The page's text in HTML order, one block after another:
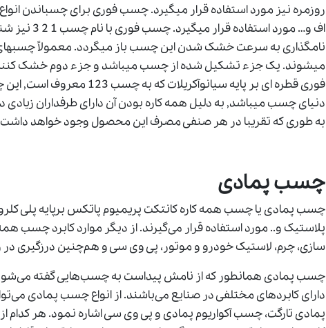
روزمره نیز مورد استفاده قرار میگیرد. چسب فوری برای چسباندن
اف و… مورد
نامگذاری به سرعت خشک شدن این چسب باز میگردد. معمولاً
میشوند. یک جزء تشکیل شده از چسب میباشد و جزء دوم خشک
فوری قطره ای بر پایه
دنیای چسب میباشد, به دلیل همه کاره بودن آن دارای طرفداران زیادی
به طوری که تقریبا در هر صنفی مصرف این محصول وجود خواهد
چسبپمادی
چسب پمادی یا چسب همه کاره کانتکت پریمیوم پاتکس برپایه پلی
پلاستیک و.. مورد استفاده قرار می‌گیرند. از دیگر موارد کابرد چسب
سازی، چرم، لاستیک خودرو و موتور، پی وی سی و هم‌چنین درزگیری در
چسب پمادی همانطور که از نامش پیداست به چسب‌هایی گفته
دارای کابردهای مختلفی در صنایع می‌باشند. از انواع چسب پمادی
پمادی تارگت، چسب آکواریوم پمادی و پی وی سی اشاره نمود. هر کدام